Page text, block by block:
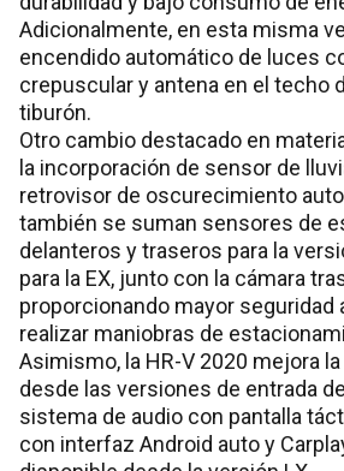
Adicionalmente, en esta misma
encendido automático de luces
crepuscular y antena en el techo
tiburón.
Otro cambio destacado en
la incorporación de sensor de
retrovisor de oscurecimiento
también se suman sensores de
delanteros y traseros para la
para la EX, junto con la cámara
proporcionando mayor seguridad
realizar maniobras de
Asimismo, la HR-V 2020 mejora
desde las versiones de entrada
sistema de audio con pantalla
con interfaz Android auto y